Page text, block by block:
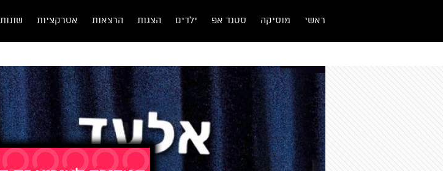
ראשי מוסיקה סטנד אפ ילדים הצגות הרצאות אטרקציות שונות